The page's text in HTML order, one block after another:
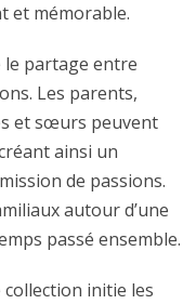
et mémorable.
le partage entre
Les parents,
et sœurs peuvent
ainsi un
de passions.
autour d’une
passé ensemble.
initie les